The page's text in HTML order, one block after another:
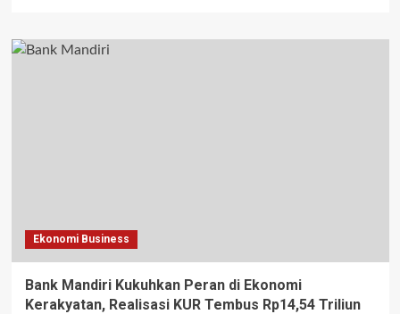
Ekonomi Business
Bank Mandiri Kukuhkan Peran di Ekonomi
Kerakyatan, Realisasi KUR Tembus Rp14,54 Triliun